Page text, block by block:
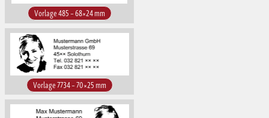
Vorlage 485 – 68×24 mm
Vorlage 7734 – 70×25 mm